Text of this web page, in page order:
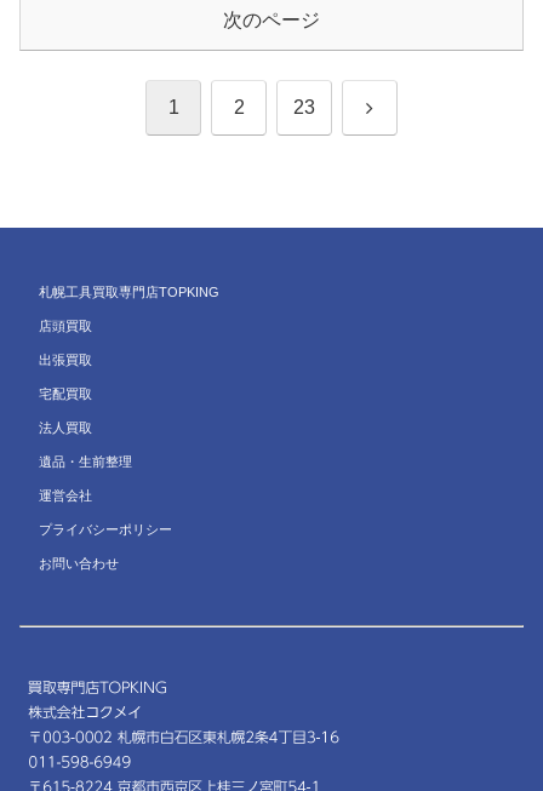
次のページ
1 2 23 次
札幌工具買取専門店TOPKING
店頭買取
出張買取
宅配買取
法人買取
遺品・生前整理
運営会社
プライバシーポリシー
お問い合わせ